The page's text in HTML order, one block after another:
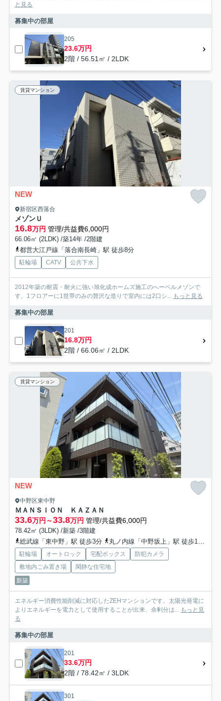
と見る
募集中の部屋
205
23.6万円
2階 / 56.51㎡ / 2LDK
賃貸マンション
NEW
新宿区西落合
メゾンＵ
16.8万円 管理/共益費6,000円
66.06㎡ (2LDK) /築14年 /2階建
都営大江戸線「落合南長崎」駅 徒歩8分
駐輪場 CATV 公共下水
2012年築の耐震・耐火に強い旭化成ホームズ施工のへーベルメゾンで
す。1フロアーに1世帯のみの贅沢な造りで室内には2口シ... もっと見る
募集中の部屋
201
16.8万円
2階 / 66.06㎡ / 2LDK
賃貸マンション
NEW
中野区東中野
ＭＡＮＳＩＯＮ ＫＡＺＡＮ
33.6万円～33.8万円 管理/共益費6,000円
78.42㎡ (3LDK) /新築 /3階建
総武線「東中野」駅 徒歩3分
丸ノ内線「中野坂上」駅 徒歩14分
駐輪場 オートロック 宅配ボックス
防犯カメラ
敷地内ごみ置き場
閑静な住宅地
新築
エネルギー消費性能削減に対応したZEHマンションです。太陽光発電に
よりエネルギーを電力として使用することが出来、余剰分は... もっと見
る
募集中の部屋
201
33.6万円
2階 / 78.42㎡ / 3LDK
301